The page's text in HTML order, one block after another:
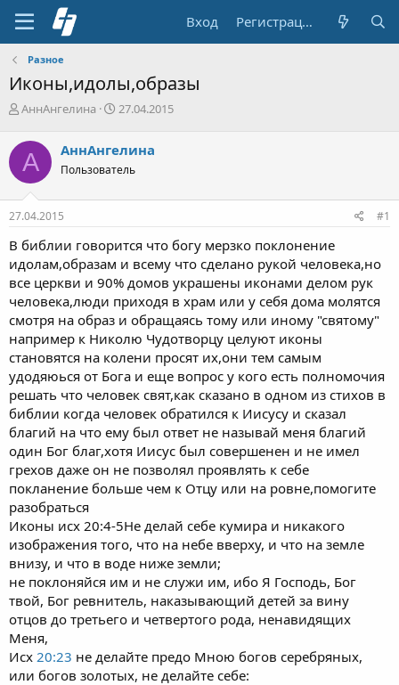
Вход Регистрация
Разное
Иконы,идолы,образы
А
т
о
р
т
е
м
ы
АннАнгелина
Д
а
н
ч
а
27.04.2015
А АннАнгелина
Пользователь
27.04.2015 #1
В библии говорится что богу мерзко поклонение
идолам,образам и всему что сделано рукой человека,но
все церкви и 90% домов украшены иконами делом рук
человека,люди приходя в храм или у себя дома молятся
смотря на образ и обращаясь тому или иному "святому"
например к Николю Чудотворцу целуют иконы
становятся на колени просят их,они тем самым
удодяюься от Бога и еще вопрос у кого есть полномочия
решать что человек свят,как сказано в одном из стихов в
библии когда человек обратился к Иисусу и сказал
благий на что ему был ответ не называй меня благий
один Бог благ,хотя Иисус был совершенен и не имел
грехов даже он не позволял проявлять к себе
покланение больше чем к Отцу или на ровне,помогите
разобраться
Иконы исх 20:4-5Не делай себе кумира и никакого
изображения того, что на небе вверху, и что на земле
внизу, и что в воде ниже земли;
не поклоняйся им и не служи им, ибо Я Господь, Бог
твой, Бог ревнитель, наказывающий детей за вину
отцов до третьего и четвертого рода, ненавидящих
Меня,
Исх 20:23 не делайте предо Мною богов серебряных,
или богов золотых, не делайте себе: